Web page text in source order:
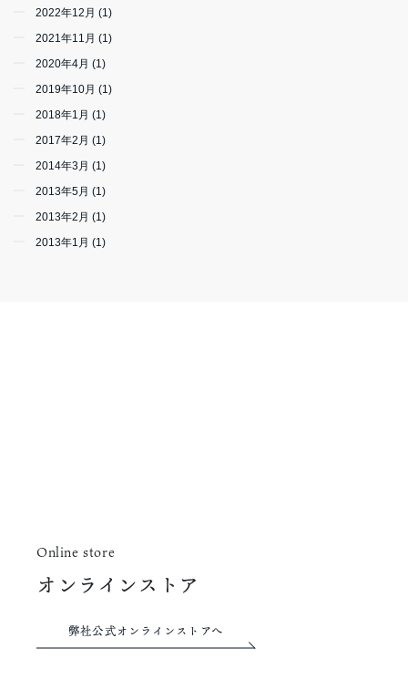
2022年12月 (1)
2021年11月 (1)
2020年4月 (1)
2019年10月 (1)
2018年1月 (1)
2017年2月 (1)
2014年3月 (1)
2013年5月 (1)
2013年2月 (1)
2013年1月 (1)
Online store
オンラインストア
弊社公式オンラインストアへ